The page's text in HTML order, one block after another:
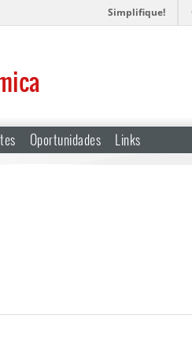
Simplifique!
Oportunidades Links